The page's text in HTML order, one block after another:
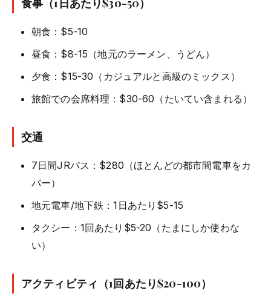
朝食：$5-10
昼食：$8-15（地元のラーメン、うどん）
夕食：$15-30（カジュアルと高級のミックス）
旅館での会席料理：$30-60（たいてい含まれる）
交通
7日間JRパス：$280（ほとんどの都市間電車をカ
バー）
地元電車/地下鉄：1日あたり$5-15
タクシー：1回あたり$5-20（たまにしか使わな
い）
アクティビティ（1回あたり$20-100）